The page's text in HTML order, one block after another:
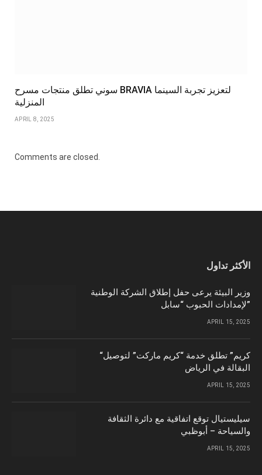
سوني تطلق منتجات مسرح BRAVIA لتعزيز تجربة السينما
المنزلية
APRIL 8, 2025
Comments are closed.
الأكثر تداول
وزير البيئة يرعى حفل إطلاق الشركة الوطنية
لإمدادات الحبوب “سابل”
APRIL 15, 2025
“كريم” تطلق خدمة “كريم ماركت” لتوصيل
البقالة في الرياض
APRIL 15, 2025
سيليستيال توقع اتفاقية مع دائرة الثقافة
والسياحة – أبوظبي
APRIL 15, 2025